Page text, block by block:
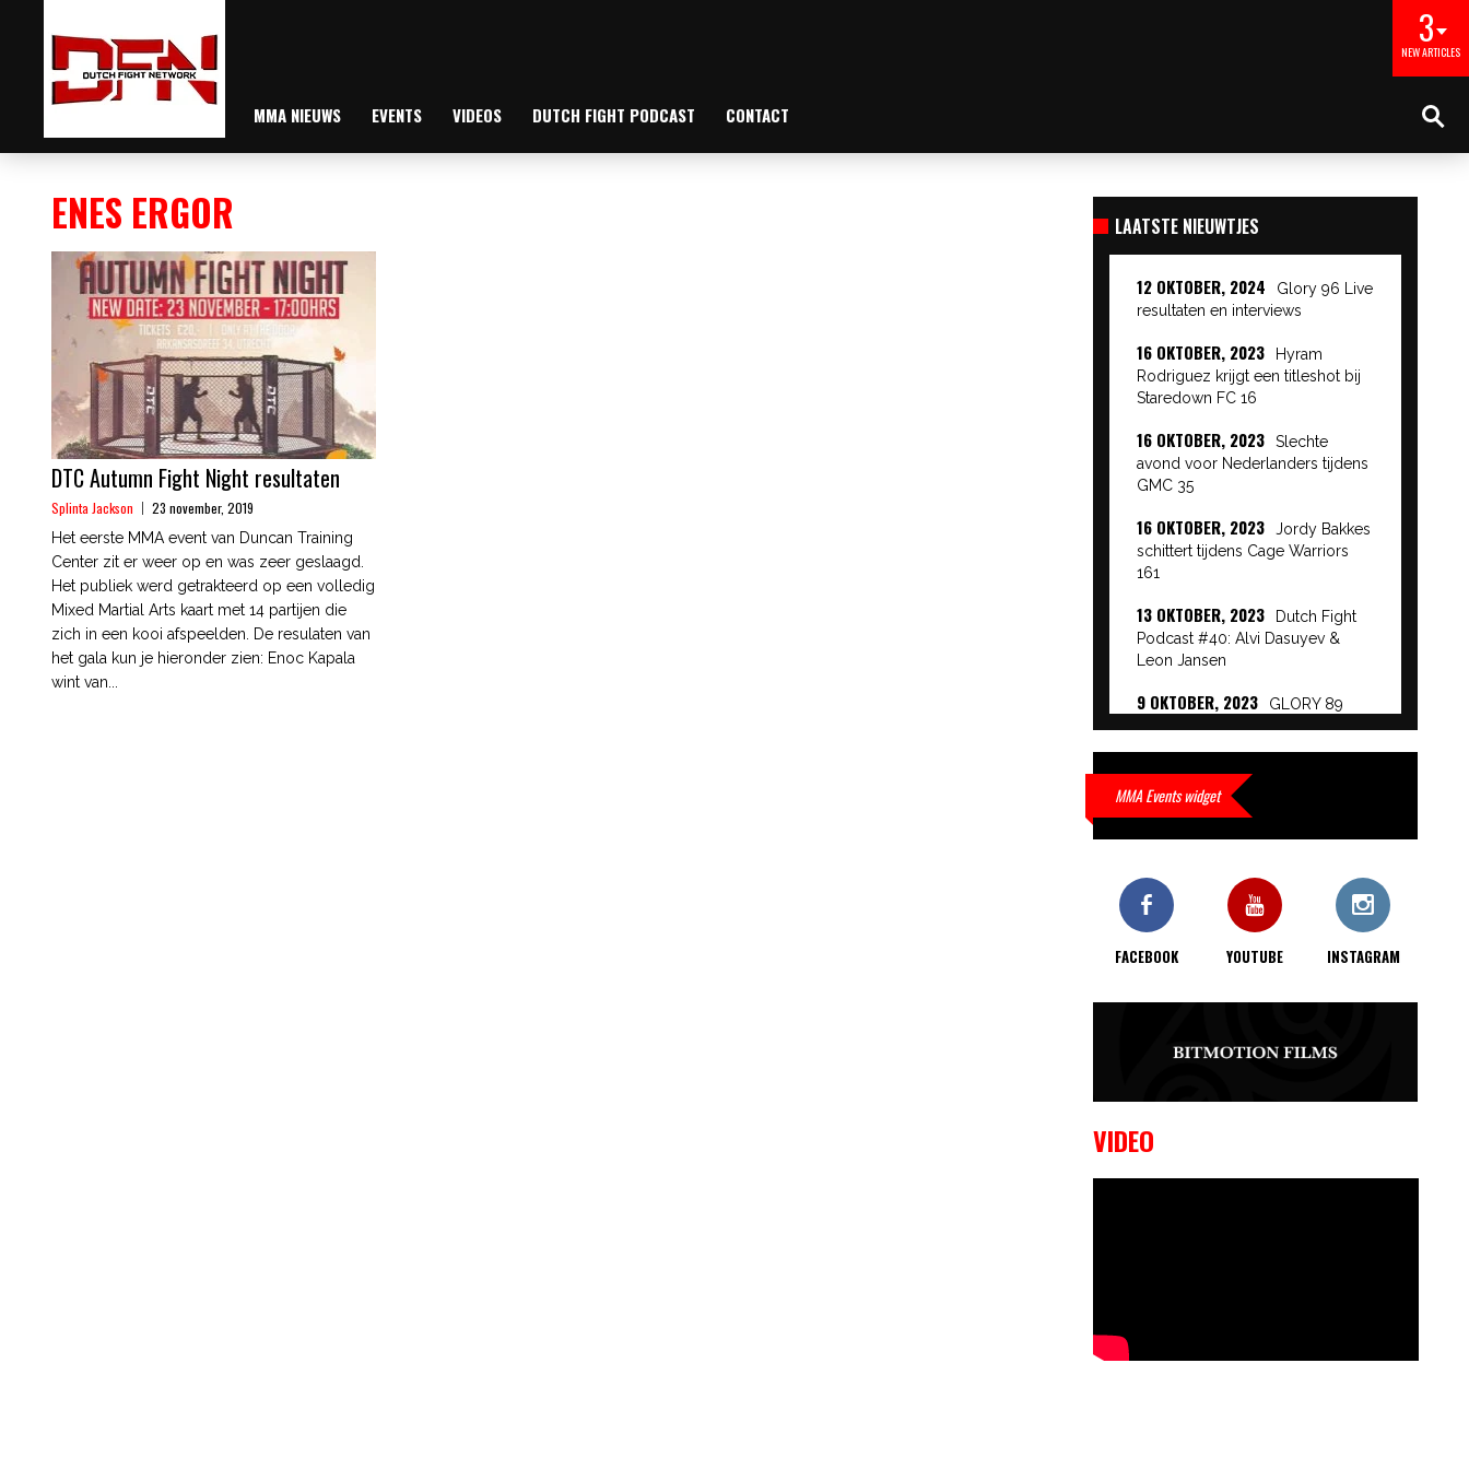
3
NEW ARTICLES
MMA NIEUWS EVENTS VIDEOS DUTCH FIGHT PODCAST CONTACT
ENES ERGOR
DTC Autumn Fight Night resultaten
Splinta Jackson 23 november, 2019
Het eerste MMA event van Duncan Training
Center zit er weer op en was zeer geslaagd.
Het publiek werd getrakteerd op een volledig
Mixed Martial Arts kaart met 14 partijen die
zich in een kooi afspeelden. De resulaten van
het gala kun je hieronder zien: Enoc Kapala
wint van...
LAATSTE NIEUWTJES
12 OKTOBER, 2024
Glory 96 Live
resultaten en interviews
16 OKTOBER, 2023
Hyram
Rodriguez krijgt een titleshot bij
Staredown FC 16
16 OKTOBER, 2023
Slechte
avond voor Nederlanders tijdens
GMC 35
16 OKTOBER, 2023
Jordy Bakkes
schittert tijdens Cage Warriors
161
13 OKTOBER, 2023
Dutch Fight
Podcast #40: Alvi Dasuyev &
Leon Jansen
9 OKTOBER, 2023
GLORY 89
Beatdown 9 Event Results
interviews hier
9 OKTOBER, 2023
Alvi Dasuyev
gemaakt is…
9 OKTOBER, 2023
CWA Lowlands 7
MMA Events widget
FACEBOOK YOUTUBE INSTAGRAM
VIDEO